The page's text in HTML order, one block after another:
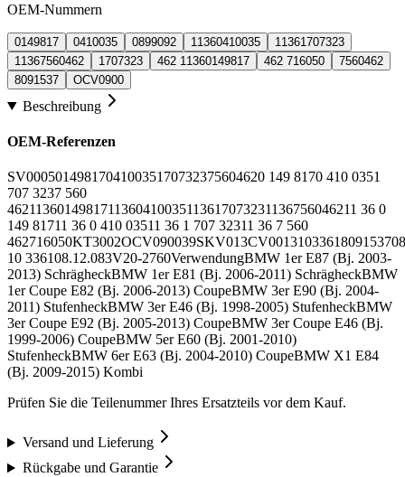
OEM-Nummern
0149817 0410035 0899092 11360410035
11361707323
11367560462
1707323 462 11360149817 462 716050
7560462
8091537
OCV0900
Beschreibung
OEM-Referenzen
SV000501498170410035170732375604620 149 8170 410 0351
707 3237 560
4621136014981711360410035113617073231136756046211 36 0
149 81711 36 0 410 03511 36 1 707 32311 36 7 560
462716050KT3002OCV090039SKV013CV00131033618091537
10 336108.12.083V20-2760VerwendungBMW 1er E87 (Bj. 2003-
2013) SchrägheckBMW 1er E81 (Bj. 2006-2011) SchrägheckBMW
1er Coupe E82 (Bj. 2006-2013) CoupeBMW 3er E90 (Bj. 2004-
2011) StufenheckBMW 3er E46 (Bj. 1998-2005) StufenheckBMW
3er Coupe E92 (Bj. 2005-2013) CoupeBMW 3er Coupe E46 (Bj.
1999-2006) CoupeBMW 5er E60 (Bj. 2001-2010)
StufenheckBMW 6er E63 (Bj. 2004-2010) CoupeBMW X1 E84
(Bj. 2009-2015) Kombi
Prüfen Sie die Teilenummer Ihres Ersatzteils vor dem Kauf.
Versand und Lieferung
Rückgabe und Garantie